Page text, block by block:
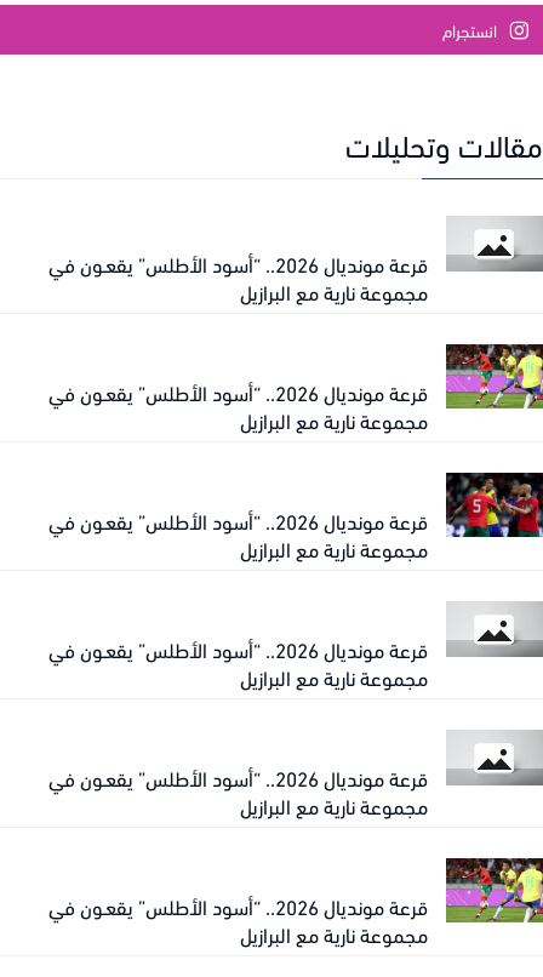
انستجرام
وتحليلات
قرعة مونديال 2026.. “أسود الأطلس” يقعـون في
مجموعة نارية مع البرازيل
قرعة مونديال 2026.. “أسود الأطلس” يقعـون في
مجموعة نارية مع البرازيل
قرعة مونديال 2026.. “أسود الأطلس” يقعـون في
مجموعة نارية مع البرازيل
قرعة مونديال 2026.. “أسود الأطلس” يقعـون في
مجموعة نارية مع البرازيل
قرعة مونديال 2026.. “أسود الأطلس” يقعـون في
مجموعة نارية مع البرازيل
قرعة مونديال 2026.. “أسود الأطلس” يقعـون في
مجموعة نارية مع البرازيل